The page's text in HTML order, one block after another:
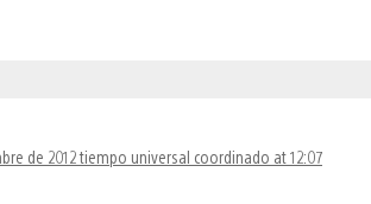
de 2012 tiempo universal coordinado at 12:07